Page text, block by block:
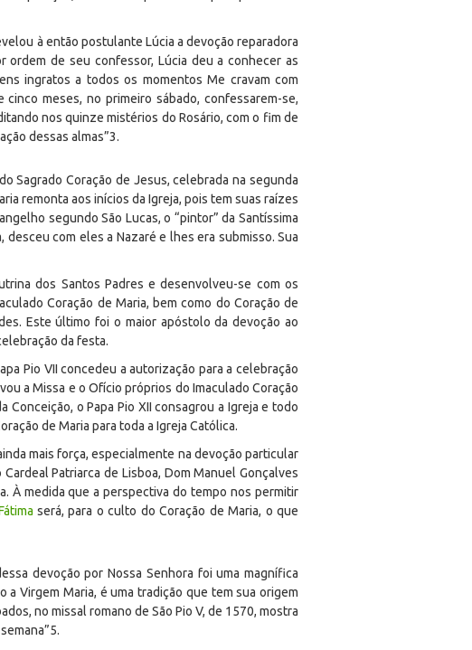
à então postulante Lúcia a devoção reparadora
ordem de seu confessor, Lúcia deu a conhecer as
ingratos a todos os momentos Me cravam com
meses, no primeiro sábado, confessarem-se,
nos quinze mistérios do Rosário, com o fim de
dessas almas”3.
Sagrado Coração de Jesus, celebrada na segunda
remonta aos inícios da Igreja, pois tem suas raízes
segundo São Lucas, o “pintor” da Santíssima
desceu com eles a Nazaré e lhes era submisso. Sua
dos Santos Padres e desenvolveu-se com os
Coração de Maria, bem como do Coração de
Este último foi o maior apóstolo da devoção ao
da festa.
Pio VII concedeu a autorização para a celebração
a Missa e o Ofício próprios do Imaculado Coração
o Papa Pio XII consagrou a Igreja e todo
de Maria para toda a Igreja Católica.
mais força, especialmente na devoção particular
Patriarca de Lisboa, Dom Manuel Gonçalves
À medida que a perspectiva do tempo nos permitir
será, para o culto do Coração de Maria, o que
devoção por Nossa Senhora foi uma magnífica
Virgem Maria, é uma tradição que tem sua origem
no missal romano de São Pio V, de 1570, mostra
5.